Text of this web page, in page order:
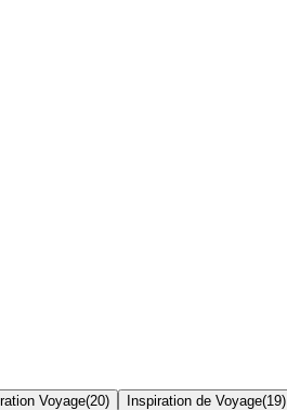
Voyage(20) Inspiration de Voyage(19)